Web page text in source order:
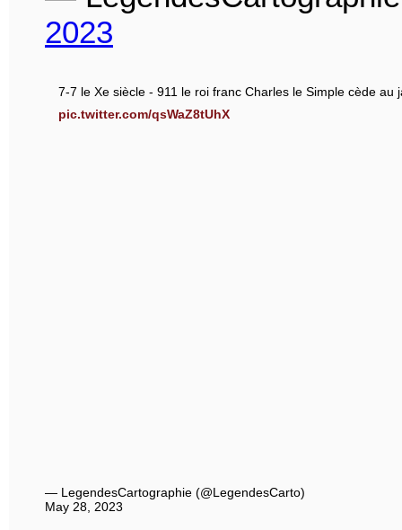
2023
7-7 le Xe siècle - 911 le roi franc Charles le Simple cède
pic.twitter.com/qsWaZ8tUhX
— LegendesCartographie (@LegendesCarto)
May 28, 2023